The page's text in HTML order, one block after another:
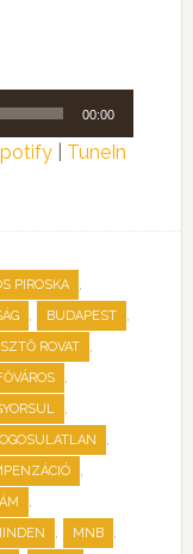
00:00
| TuneIn
PIROSKA ,
, BUDAPEST ,
ROVAT ,
,
,
,
,
,
, MNB ,